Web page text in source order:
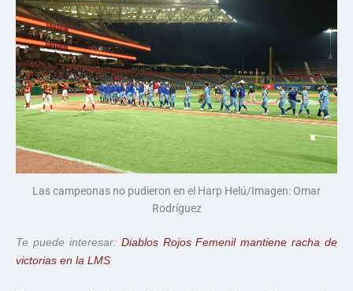
Las campeonas no pudieron en el Harp Helú/Imagen: Omar
Rodríguez
Te puede interesar: Diablos Rojos Femenil mantiene racha de
victorias en la LMS